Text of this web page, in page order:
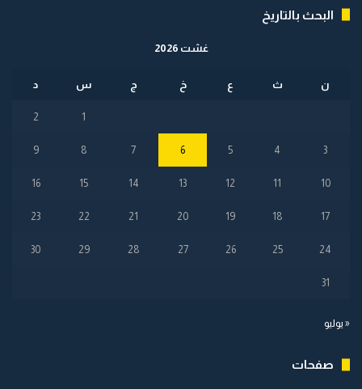
البحث بالتاريخ
غشت 2026
ن ث ع خ ج س د
1
2
3
4
5
6
7
8
9
10
11
12
13
14
15
16
17
18
19
20
21
22
23
24
25
26
27
28
29
30
31
« يوليو
صفحات